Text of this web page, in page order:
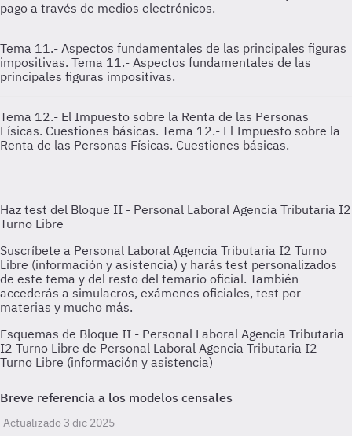
pago a través de medios electrónicos.
Tema 11.- Aspectos fundamentales de las principales figuras
impositivas. Tema 11.- Aspectos fundamentales de las
principales figuras impositivas.
Tema 12.- El Impuesto sobre la Renta de las Personas
Físicas. Cuestiones básicas. Tema 12.- El Impuesto sobre la
Renta de las Personas Físicas. Cuestiones básicas.
Esquemas de Bloque II - Personal Laboral Agencia Tributaria
I2 Turno Libre de Personal Laboral Agencia Tributaria I2
Turno Libre (información y asistencia)
Breve referencia a los modelos censales
Actualizado 3 dic 2025